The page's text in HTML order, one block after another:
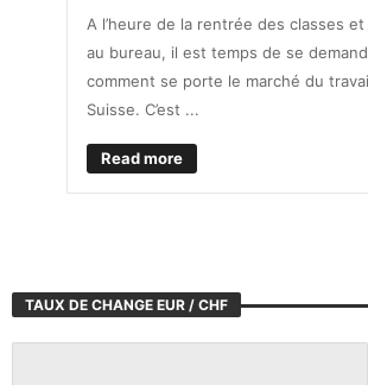
A l’heure de la rentrée des classes
au bureau, il est temps de se
comment se porte le marché du
Suisse. C’est ...
Read more
TAUX DE CHANGE EUR / CHF